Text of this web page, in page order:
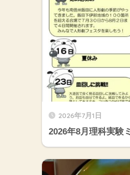
2026年7月1日
2026年8月理科実験